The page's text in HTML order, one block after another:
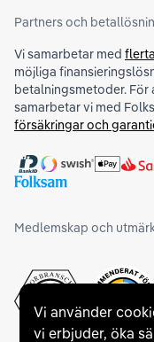
Vi använder
vi erbjuder, öka
Partners och
Vi samarbetar med
möjliga
betalningsmetoder. För
samarbetar vi med
försäkringar och
Medlemskap och